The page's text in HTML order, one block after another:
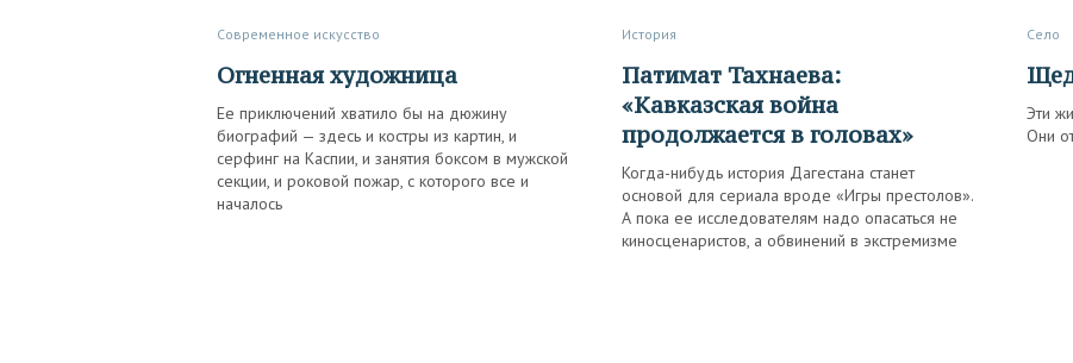
Современное искусство
Огненная художница
Ее приключений хватило бы на дюжину
биографий — здесь и костры из картин, и
серфинг на Каспии, и занятия боксом в мужской
секции, и роковой пожар, с которого все и
началось
История
Патимат Тахнаева:
«Кавказская война
продолжается в головах»
Когда-нибудь история Дагестана станет
основой для сериала вроде «Игры престолов».
А пока ее исследователям надо опасаться не
киносценаристов, а обвинений в экстремизме
Село
Эти
Они